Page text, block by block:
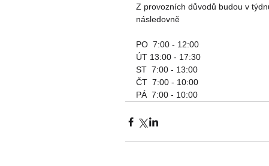
Z provozních důvodů budou v
následovně
PO  7:00 - 12:00
ÚT 13:00 - 17:30
ST  7:00 - 13:00
ČT  7:00 - 10:00
PÁ  7:00 - 10:00